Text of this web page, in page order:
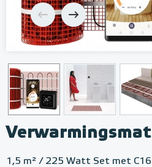
1,5 m² / 225 Watt Set met